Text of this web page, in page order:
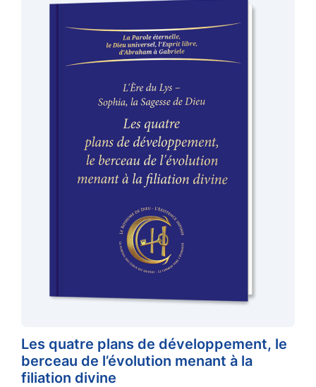
Les quatre plans de développement, le
berceau de l’évolution menant à la
filiation divine